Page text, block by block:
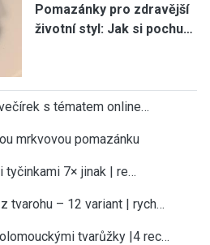
Pomazánky pro zdravější
životní styl: Jak si pochu…
s tématem online…
mrkvovou pomazánku
tyčinkami 7× jinak | re…
tvarohu – 12 variant | rych…
tvarůžky |4 rec…